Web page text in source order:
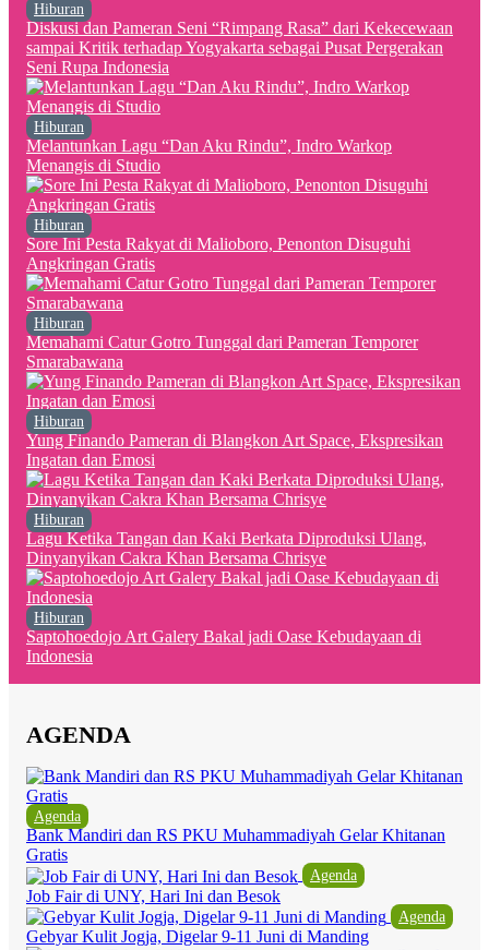
Hiburan
Diskusi dan Pameran Seni “Rimpang Rasa” dari Kekecewaan
sampai Kritik terhadap Yogyakarta sebagai Pusat Pergerakan
Seni Rupa Indonesia
Hiburan
Melantunkan Lagu “Dan Aku Rindu”, Indro Warkop
Menangis di Studio
Hiburan
Sore Ini Pesta Rakyat di Malioboro, Penonton Disuguhi
Angkringan Gratis
Hiburan
Memahami Catur Gotro Tunggal dari Pameran Temporer
Smarabawana
Hiburan
Yung Finando Pameran di Blangkon Art Space, Ekspresikan
Ingatan dan Emosi
Hiburan
Lagu Ketika Tangan dan Kaki Berkata Diproduksi Ulang,
Dinyanyikan Cakra Khan Bersama Chrisye
Hiburan
Saptohoedojo Art Galery Bakal jadi Oase Kebudayaan di
Indonesia
AGENDA
Agenda
Bank Mandiri dan RS PKU Muhammadiyah Gelar Khitanan
Gratis
Agenda
Job Fair di UNY, Hari Ini dan Besok
Agenda
Gebyar Kulit Jogja, Digelar 9-11 Juni di Manding